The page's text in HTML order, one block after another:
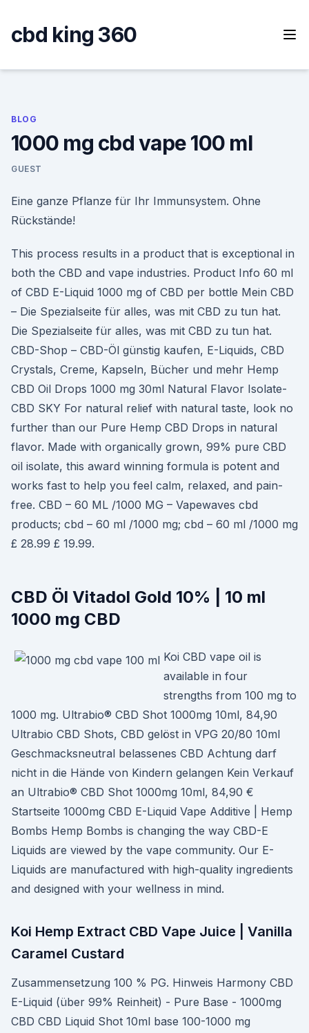
content
cbd king 360
BLOG
1000 mg cbd vape 100 ml
GUEST
Eine ganze Pflanze für Ihr Immunsystem. Ohne
Rückstände!
This process results in a product that is exceptional in
both the CBD and vape industries. Product Info 60 ml
of CBD E-Liquid 1000 mg of CBD per bottle Mein CBD
– Die Spezialseite für alles, was mit CBD zu tun hat.
Die Spezialseite für alles, was mit CBD zu tun hat.
CBD-Shop – CBD-Öl günstig kaufen, E-Liquids, CBD
Crystals, Creme, Kapseln, Bücher und mehr Hemp
CBD Oil Drops 1000 mg 30ml Natural Flavor Isolate-
CBD SKY For natural relief with natural taste, look no
further than our Pure Hemp CBD Drops in natural
flavor. Made with organically grown, 99% pure CBD
oil isolate, this award winning formula is potent and
works fast to help you feel calm, relaxed, and pain-
free. CBD – 60 ML /1000 MG – Vapewaves cbd
products; cbd – 60 ml /1000 mg; cbd – 60 ml /1000 mg
£ 28.99 £ 19.99.
CBD Öl Vitadol Gold 10% | 10 ml
1000 mg CBD
Koi CBD vape oil is
available in four
strengths from 100 mg to
1000 mg. Ultrabio® CBD Shot 1000mg 10ml, 84,90
Ultrabio CBD Shots, CBD gelöst in VPG 20/80 10ml
Geschmacksneutral belassenes CBD Achtung darf
nicht in die Hände von Kindern gelangen Kein Verkauf
an Ultrabio® CBD Shot 1000mg 10ml, 84,90 €
Startseite 1000mg CBD E-Liquid Vape Additive | Hemp
Bombs Hemp Bombs is changing the way CBD-E
Liquids are viewed by the vape community. Our E-
Liquids are manufactured with high-quality ingredients
and designed with your wellness in mind.
Koi Hemp Extract CBD Vape Juice | Vanilla
Caramel Custard
Zusammensetzung 100 % PG. Hinweis Harmony CBD
E-Liquid (über 99% Reinheit) - Pure Base - 1000mg
CBD CBD Liquid Shot 10ml base 100-1000 mg